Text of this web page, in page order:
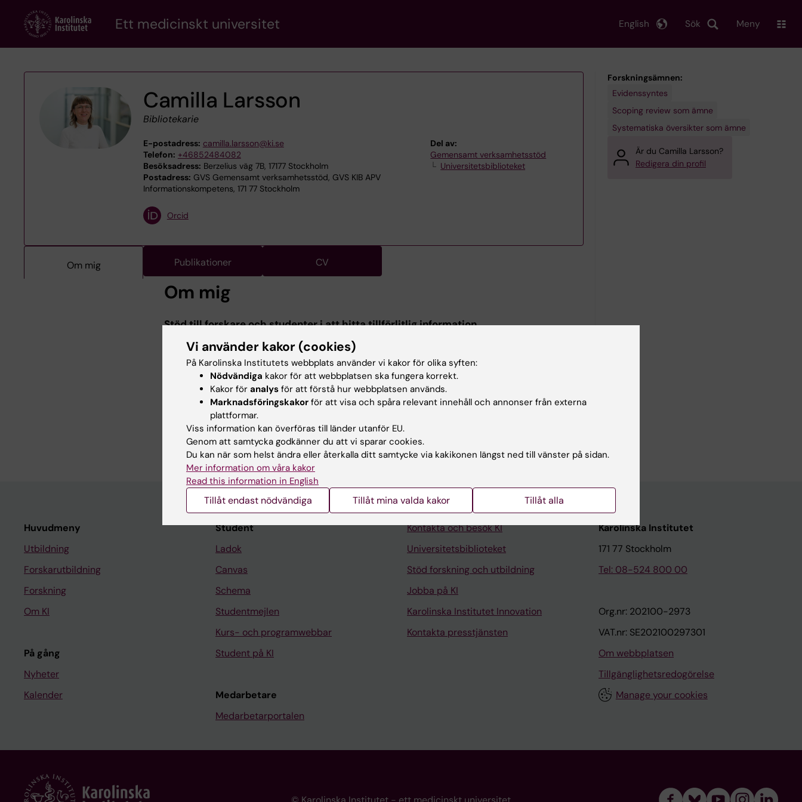
content
Ett medicinskt universitet Sök
English Meny
Camilla Larsson
Bibliotekarie
E-postadress: camilla.larsson@ki.se
Telefon: +46852484082
Besöksadress: Berzelius väg 7B, 17177 Stockholm
Postadress: GVS Gemensamt verksamhetsstöd, GVS KIB APV
Informationskompetens, 171 77 Stockholm
Del av:
Gemensamt verksamhetsstöd
Universitetsbiblioteket
Orcid
Om mig Publikationer CV
Om mig
Stöd till forskare och studenter i att hitta tillförlitlig information
Mitt huvudsakliga fokus är att utveckla effektiva sökstrategier för systematiska och
andra typer av litteraturöversikter. Forskare kan använda bibliotekets söktjänst via
bibliotekets webb:https://kib.ki.se/soka-vardera/bestall-sokuppdrag-forskare
Jag hjälper även studenter och personal att hitta, värdera och referera till vetenskaplig
information. För att boka handledning, besök:
oppettider/boka-handledning
Forskningsämnen:
Evidenssyntes
Scoping review som ämne
Systematiska översikter som ämne
Är du Camilla Larsson?
Redigera din profil
Huvudmeny
Utbildning
Forskarutbildning
Forskning
Om KI
På gång
Nyheter
Kalender
Student
Ladok
Canvas
Schema
Studentmejlen
Kurs- och programwebbar
Student på KI
Medarbetare
Medarbetarportalen
Kontakta och besök KI
Universitetsbiblioteket
Stöd forskning och utbildning
Jobba på KI
Karolinska Institutet Innovation
Kontakta presstjänsten
Karolinska Institutet
171 77 Stockholm
Tel: 08-524 800 00
Org.nr: 202100-2973
VAT.nr: SE202100297301
Om webbplatsen
Tillgänglighetsredogörelse
Manage your cookies
Vi använder kakor (cookies)
På Karolinska Institutets webbplats använder vi kakor för olika syften:
Nödvändiga kakor för att webbplatsen ska fungera korrekt.
Kakor för analys för att förstå hur webbplatsen används.
Marknadsföringskakor för att visa och spåra relevant innehåll och annonser från externa
plattformar.
Viss information kan överföras till länder utanför EU.
Genom att samtycka godkänner du att vi sparar cookies.
Du kan när som helst ändra eller återkalla ditt samtycke via kakikonen längst ned till vänster på sidan.
Mer information om våra kakor
Read this information in English
Tillåt endast nödvändiga Tillåt mina valda kakor Tillåt alla